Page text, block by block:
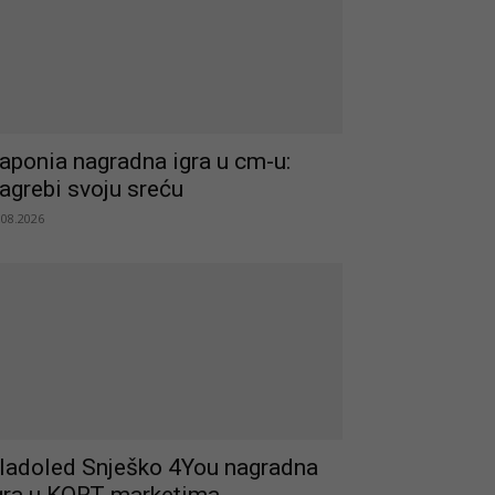
nagradna igra u cm-u:
svoju sreću
Snješko 4You nagradna